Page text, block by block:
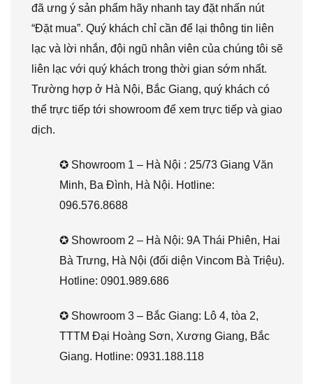
đã ưng ý sản phẩm hãy nhanh tay đặt nhấn nút
“Đặt mua”. Quý khách chỉ cần để lại thông tin liên
lạc và lời nhắn, đội ngũ nhân viên của chúng tôi sẽ
liên lạc với quý khách trong thời gian sớm nhất.
Trường hợp ở Hà Nội, Bắc Giang, quý khách có
thể trực tiếp tới showroom để xem trực tiếp và giao
dịch.
✪ Showroom 1 – Hà Nội : 25/73 Giang Văn
Minh, Ba Đình, Hà Nội. Hotline:
096.576.8688
✪ Showroom 2 – Hà Nội: 9A Thái Phiên, Hai
Bà Trưng, Hà Nội (đối diện Vincom Bà Triệu).
Hotline: 0901.989.686
✪ Showroom 3 – Bắc Giang: Lô 4, tòa 2,
TTTM Đại Hoàng Sơn, Xương Giang, Bắc
Giang. Hotline: 0931.188.118